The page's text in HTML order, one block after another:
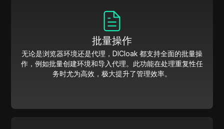
批量操作
无论是浏览器环境还是代理，DICloak 都支持全面的批量操
作，例如批量创建环境和导入代理。此功能在处理重复性任
务时尤为高效，极大提升了管理效率。